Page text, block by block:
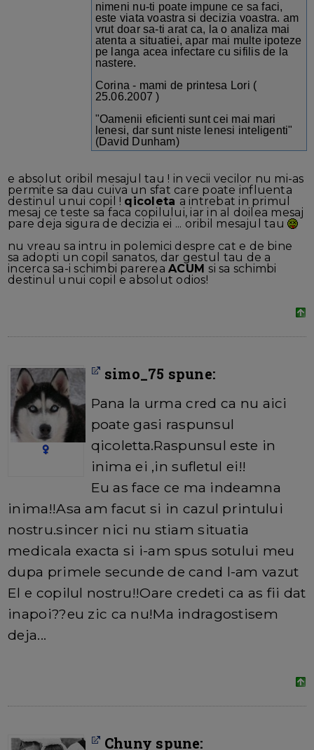
nimeni nu-ti poate impune ce sa faci,
este viata voastra si decizia voastra. am
vrut doar sa-ti arat ca, la o analiza mai
atenta a situatiei, apar mai multe ipoteze
pe langa acea infectare cu sifilis de la
nastere.
Corina - mami de printesa Lori (
25.06.2007 )
"Oamenii eficienti sunt cei mai mari
lenesi, dar sunt niste lenesi inteligenti"
(David Dunham)
e absolut oribil mesajul tau ! in vecii vecilor nu mi-as
permite sa dau cuiva un sfat care poate influenta
destinul unui copil ! qicoleta a intrebat in primul
mesaj ce teste sa faca copilului, iar in al doilea mesaj
pare deja sigura de decizia ei ... oribil mesajul tau
nu vreau sa intru in polemici despre cat e de bine
sa adopti un copil sanatos, dar gestul tau de a
incerca sa-i schimbi parereaACUMsi sa schimbi
destinul unui copil e absolut odios!
simo_75 spune:
Pana la urma cred ca nu aici
poate gasi raspunsul
qicoletta.Raspunsul este in
inima ei ,in sufletul ei!!
Eu as face ce ma indeamna
inima!!Asa am facut si in cazul printului
nostru.sincer nici nu stiam situatia
medicala exacta si i-am spus sotului meu
dupa primele secunde de cand l-am vazut
El e copilul nostru!!Oare credeti ca as fii dat
inapoi??eu zic ca nu!Ma indragostisem
deja...
Chuny spune: